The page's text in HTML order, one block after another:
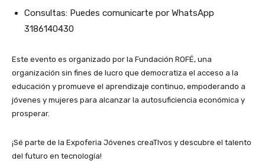
Consultas: Puedes comunicarte por WhatsApp
3186140430
Este evento es organizado por la Fundación ROFÉ, una
organización sin fines de lucro que democratiza el acceso a la
educación y promueve el aprendizaje continuo, empoderando a
jóvenes y mujeres para alcanzar la autosuficiencia económica y
prosperar.
¡Sé parte de la Expoferia Jóvenes creaTIvos y descubre el talento
del futuro en tecnología!